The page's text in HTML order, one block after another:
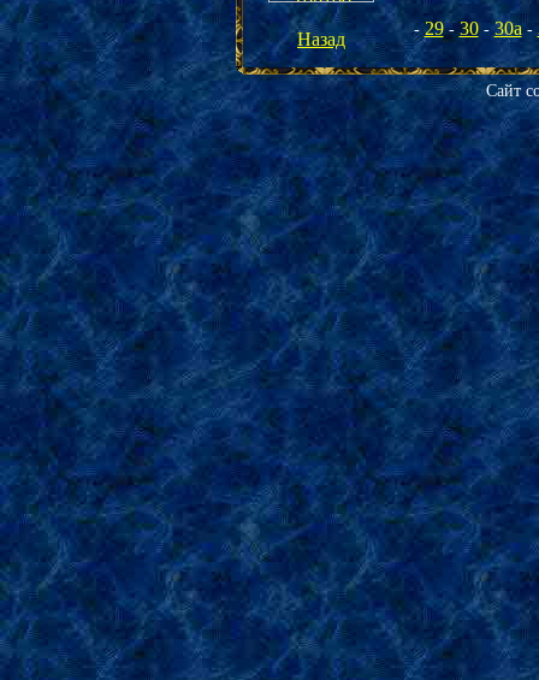
Назад -29- 30- 30а-
Сайт